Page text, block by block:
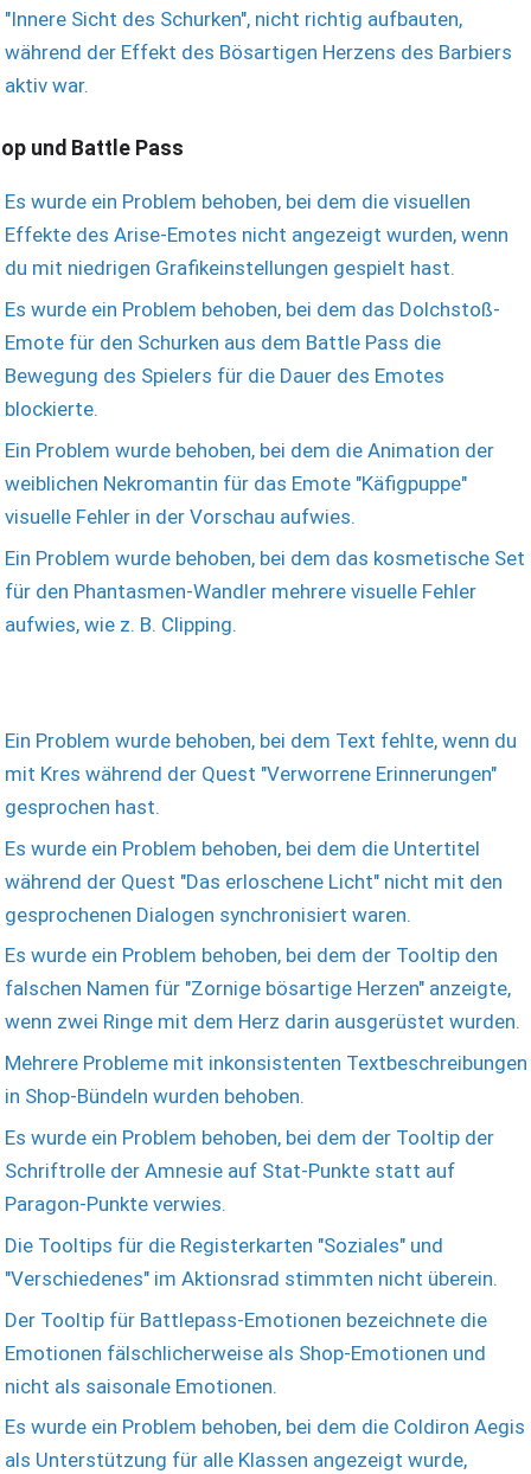
"Innere Sicht des Schurken", nicht richtig aufbauten,
während der Effekt des Bösartigen Herzens des Barbiers
aktiv war.
und Battle Pass
Es wurde ein Problem behoben, bei dem die visuellen
Effekte des Arise-Emotes nicht angezeigt wurden, wenn
du mit niedrigen Grafikeinstellungen gespielt hast.
Es wurde ein Problem behoben, bei dem das Dolchstoß-
Emote für den Schurken aus dem Battle Pass die
Bewegung des Spielers für die Dauer des Emotes
blockierte.
Ein Problem wurde behoben, bei dem die Animation der
weiblichen Nekromantin für das Emote "Käfigpuppe"
visuelle Fehler in der Vorschau aufwies.
Ein Problem wurde behoben, bei dem das kosmetische Set
für den Phantasmen-Wandler mehrere visuelle Fehler
aufwies, wie z. B. Clipping.
Ein Problem wurde behoben, bei dem Text fehlte, wenn du
mit Kres während der Quest "Verworrene Erinnerungen"
gesprochen hast.
Es wurde ein Problem behoben, bei dem die Untertitel
während der Quest "Das erloschene Licht" nicht mit den
gesprochenen Dialogen synchronisiert waren.
Es wurde ein Problem behoben, bei dem der Tooltip den
falschen Namen für "Zornige bösartige Herzen" anzeigte,
wenn zwei Ringe mit dem Herz darin ausgerüstet wurden.
Mehrere Probleme mit inkonsistenten Textbeschreibungen
in Shop-Bündeln wurden behoben.
Es wurde ein Problem behoben, bei dem der Tooltip der
Schriftrolle der Amnesie auf Stat-Punkte statt auf
Paragon-Punkte verwies.
Die Tooltips für die Registerkarten "Soziales" und
"Verschiedenes" im Aktionsrad stimmten nicht überein.
Der Tooltip für Battlepass-Emotionen bezeichnete die
Emotionen fälschlicherweise als Shop-Emotionen und
nicht als saisonale Emotionen.
Es wurde ein Problem behoben, bei dem die Coldiron Aegis
als Unterstützung für alle Klassen angezeigt wurde,